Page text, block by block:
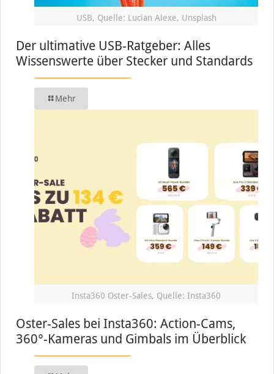
USB, Quelle: Lucian Alexe, Unsplash
Der ultimative USB-Ratgeber: Alles
Wissenswerte über Stecker und Standards
Mehr
Insta360 Oster-Sales, Quelle: Insta360
Oster-Sales bei Insta360: Action-Cams,
360°-Kameras und Gimbals im Überblick